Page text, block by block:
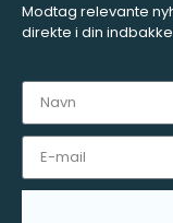
Modtag relevante
direkte i din indbakke